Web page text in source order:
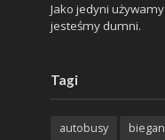
Jako jedyni
jesteśmy dumni.
Tagi
autobusy